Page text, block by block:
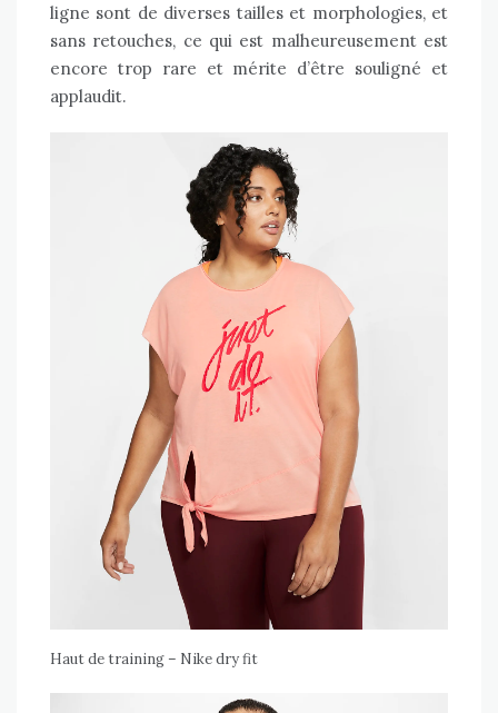
ligne sont de diverses tailles et morphologies, et
sans retouches, ce qui est malheureusement est
encore trop rare et mérite d’être souligné et
applaudit.
Haut de training – Nike dry fit